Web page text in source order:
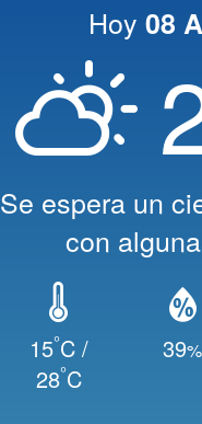
Hoy 08
Se espera un
con
15°C /
28°C
39%